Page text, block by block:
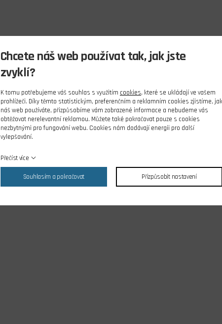
Chcete náš web používat tak, jak jste
zvyklí?
K tomu potřebujeme váš souhlas s využitím cookies, které se ukládají ve vašem
prohlížeči. Díky těmto statistickým, preferenčním a reklamním cookies zjistíme, jak
náš web používáte, přizpůsobíme vám zobrazené informace a nebudeme vás
obtěžovat nerelevantní reklamou. Můžete také pokračovat pouze s cookies
nezbytnými pro fungování webu. Cookies nám dodávají energii pro další
vylepšování.
Přečíst více
Souhlasím a pokračovat Přizpůsobit nastavení